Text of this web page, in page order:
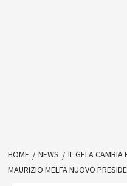
HOME NEWS
IL GELA CAMBIA
MAURIZIO MELFA NUOVO